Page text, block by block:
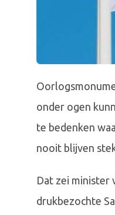
onder ogen
te bedenken
nooit blijven
Dat zei minister
drukbezochte